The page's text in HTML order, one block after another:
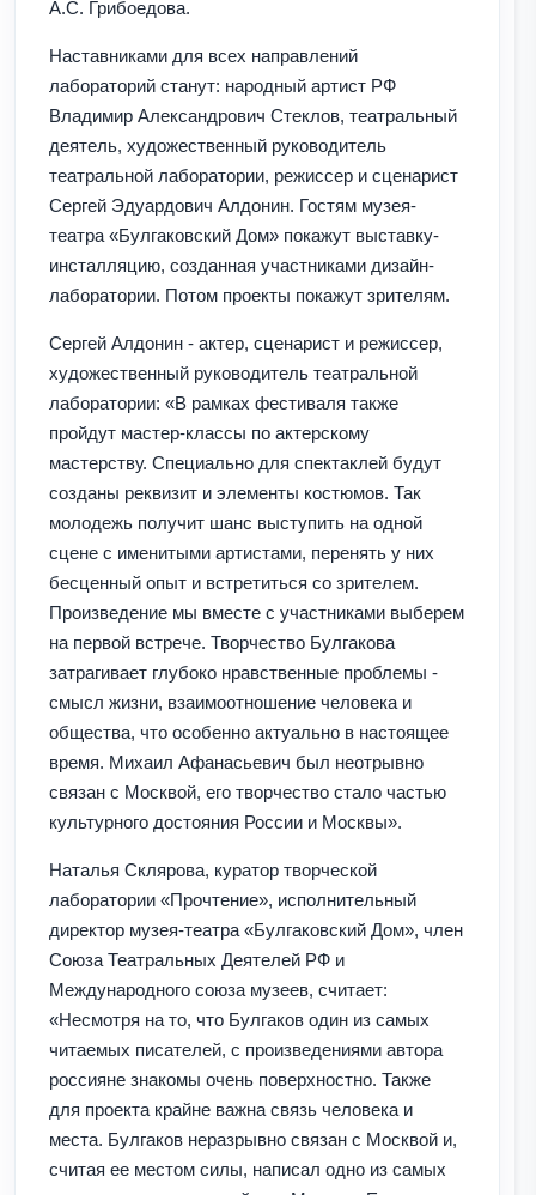
А.С. Грибоедова.
Наставниками для всех направлений
лабораторий станут: народный артист РФ
Владимир Александрович Стеклов, театральный
деятель, художественный руководитель
театральной лаборатории, режиссер и сценарист
Сергей Эдуардович Алдонин. Гостям музея-
театра «Булгаковский Дом» покажут выставку-
инсталляцию, созданная участниками дизайн-
лаборатории. Потом проекты покажут зрителям.
Сергей Алдонин - актер, сценарист и режиссер,
художественный руководитель театральной
лаборатории: «В рамках фестиваля также
пройдут мастер-классы по актерскому
мастерству. Специально для спектаклей будут
созданы реквизит и элементы костюмов. Так
молодежь получит шанс выступить на одной
сцене с именитыми артистами, перенять у них
бесценный опыт и встретиться со зрителем.
Произведение мы вместе с участниками выберем
на первой встрече. Творчество Булгакова
затрагивает глубоко нравственные проблемы -
смысл жизни, взаимоотношение человека и
общества, что особенно актуально в настоящее
время. Михаил Афанасьевич был неотрывно
связан с Москвой, его творчество стало частью
культурного достояния России и Москвы».
Наталья Склярова, куратор творческой
лаборатории «Прочтение», исполнительный
директор музея-театра «Булгаковский Дом», член
Союза Театральных Деятелей РФ и
Международного союза музеев, считает:
«Несмотря на то, что Булгаков один из самых
читаемых писателей, с произведениями автора
россияне знакомы очень поверхностно. Также
для проекта крайне важна связь человека и
места. Булгаков неразрывно связан с Москвой и,
считая ее местом силы, написал одно из самых